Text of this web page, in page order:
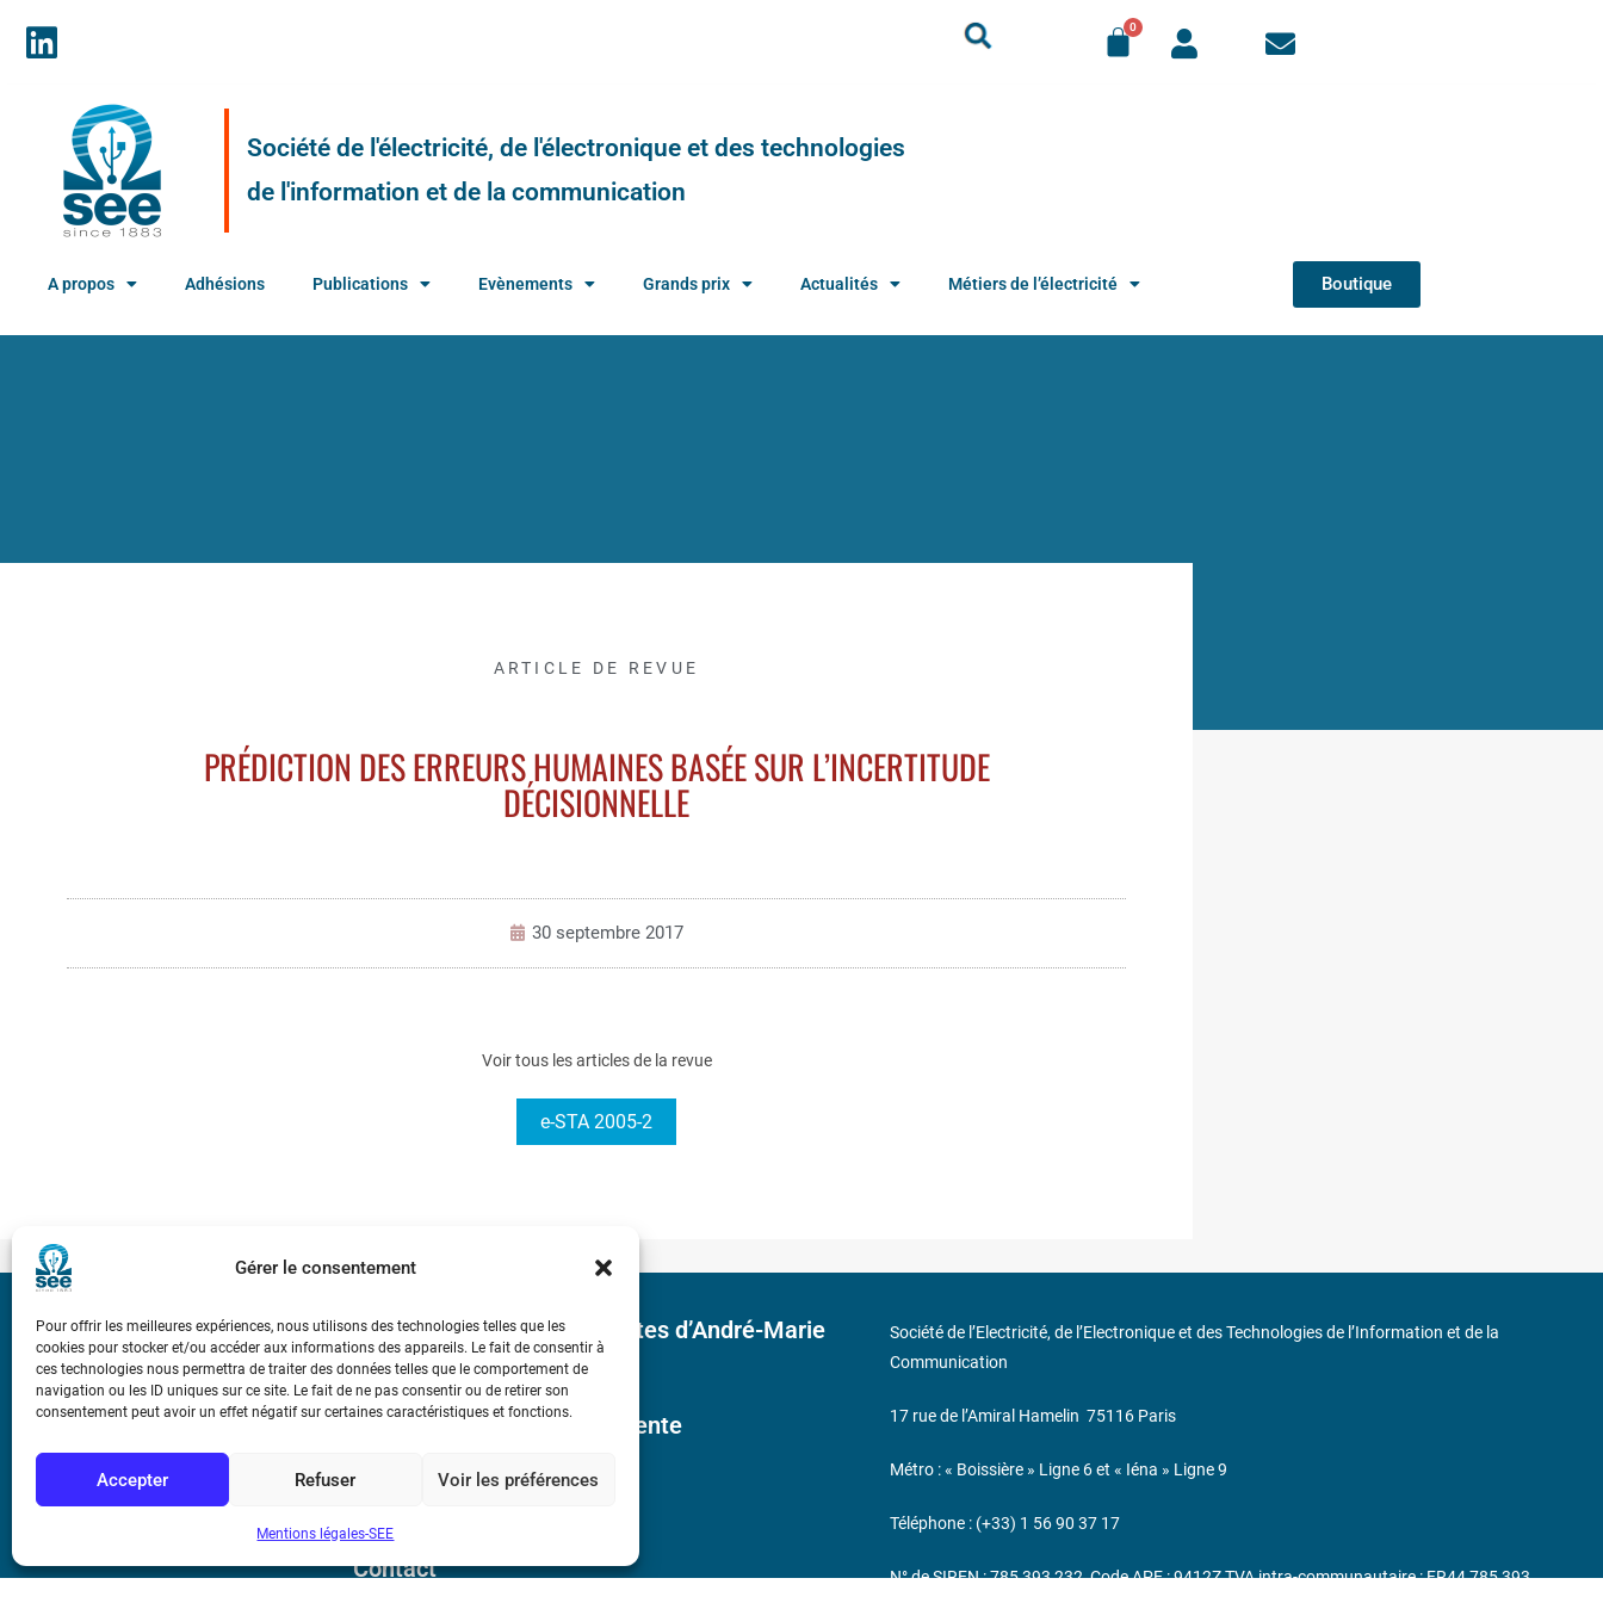
Gérer le consentement
Pour offrir les meilleures expériences, nous utilisons des technologies telles que les
cookies pour stocker et/ou accéder aux informations des appareils. Le fait de consentir à
ces technologies nous permettra de traiter des données telles que le comportement de
navigation ou les ID uniques sur ce site. Le fait de ne pas consentir ou de retirer son
consentement peut avoir un effet négatif sur certaines caractéristiques et fonctions.
Accepter Refuser Voir les préférences
Mentions légales-SEE
Société de l'électricité, de l'électronique et des technologies
de l'information et de la communication
A propos Adhésions Publications Evènements Grands prix Actualités Métiers de l’électricité Boutique
ARTICLE DE REVUE
PRÉDICTION DES ERREURS HUMAINES BASÉE SUR L’INCERTITUDE
DÉCISIONNELLE
30 septembre 2017
Voir tous les articles de la revue
e-STA 2005-2
Bicentenaire des découvertes d’André-Marie
Ampère
Conditions Générales de Vente
Mentions légales
Contact
Société de l’Electricité, de l’Electronique et des Technologies de l’Information et de la
Communication
17 rue de l’Amiral Hamelin 75116 Paris
Métro : « Boissière » Ligne 6 et « Iéna » Ligne 9
Téléphone : (+33) 1 56 90 37 17
N° de SIREN : 785 393 232, Code APE : 9412Z TVA intra-communautaire : FR44 785 393